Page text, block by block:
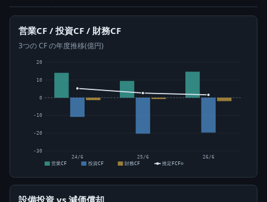
営業CF / 投資CF / 財務CF
3つの CF の年度推移(億円)
-30
-20
-10
0
10
20
24/6 25/6
26/6
営業CF
投資CF 財務CF 推定FCF⊙